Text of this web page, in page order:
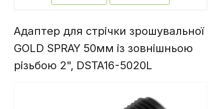
Адаптер для стрічки зрошувальної
GOLD SPRAY 50мм із зовнішньою
різьбою 2", DSTA16-5020L